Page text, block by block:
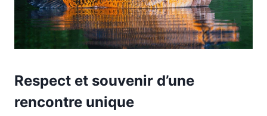
Respect et souvenir d’une
rencontre unique